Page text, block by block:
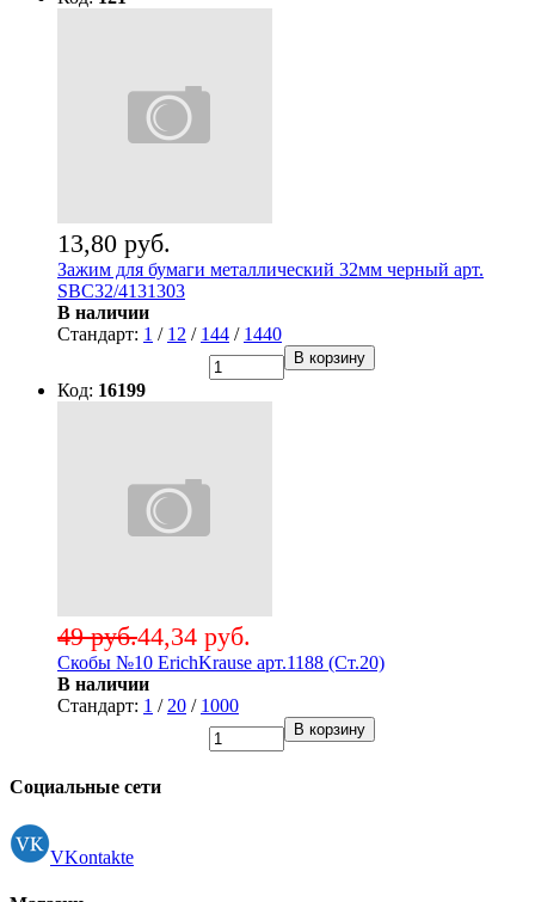
13,80 руб.
Зажим для бумаги металлический 32мм черный арт.
SBC32/4131303
В наличии
Стандарт: 1 / 12 / 144 / 1440
В корзину
Код: 16199
44,34 руб.
49 руб.
Скобы №10 ErichKrause арт.1188 (Ст.20)
В наличии
Стандарт: 1 / 20 / 1000
В корзину
Социальные сети
VKontakte